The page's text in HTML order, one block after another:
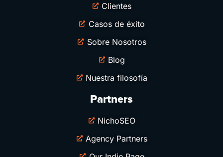
Clientes
Casos de éxito
Sobre Nosotros
Blog
Nuestra filosofía
Partners
NichoSEO
Agency Partners